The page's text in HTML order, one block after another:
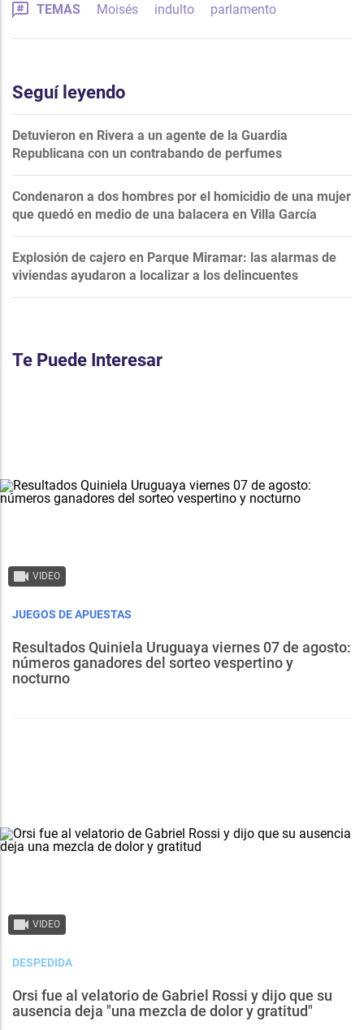
TEMAS Moisés indulto parlamento
Seguí leyendo
Detuvieron en Rivera a un agente de la Guardia
Republicana con un contrabando de perfumes
Condenaron a dos hombres por el homicidio de una mujer
que quedó en medio de una balacera en Villa García
Explosión de cajero en Parque Miramar: las alarmas de
viviendas ayudaron a localizar a los delincuentes
Te Puede Interesar
VIDEO
JUEGOS DE APUESTAS
Resultados Quiniela Uruguaya viernes 07 de agosto:
números ganadores del sorteo vespertino y
nocturno
VIDEO
DESPEDIDA
Orsi fue al velatorio de Gabriel Rossi y dijo que su
ausencia deja "una mezcla de dolor y gratitud"